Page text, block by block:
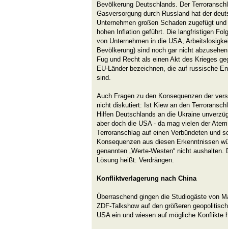
Bevölkerung Deutschlands. Der
Gasversorgung durch Russland hat der
Unternehmen großen Schaden zugefügt
hohen Inflation geführt. Die langfristigen
von Unternehmen in die USA,
Bevölkerung) sind noch gar nicht
Fug und Recht als einen Akt des Krieges
EU-Länder bezeichnen, die auf russische
sind.
Auch Fragen zu den Konsequenzen der
nicht diskutiert: Ist Kiew an den
Hilfen Deutschlands an die Ukraine
aber doch die USA - da mag vielen der
Terroranschlag auf einen Verbündeten und
Konsequenzen aus diesen Erkenntnissen
genannten „Werte-Westen“ nicht
Lösung heißt: Verdrängen.
Konfliktverlagerung nach China
Überraschend gingen die Studiogäste von
ZDF-Talkshow auf den größeren
USA ein und wiesen auf mögliche Konflikte